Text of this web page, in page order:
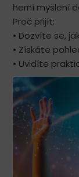
herní myšlení
Proč přijít:
• Dozvíte se,
• Získáte
• Uvidíte